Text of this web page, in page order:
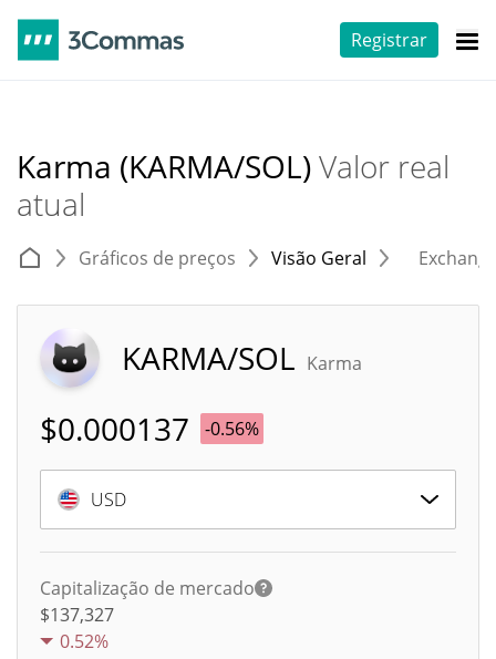
Registrar
Karma (KARMA/SOL)Valor real
atual
Gráficos de preços Visão Geral
KARMA/SOL Karma
$0.000137 -0.56%
USD
Capitalização de mercado
$137,327
0.52%